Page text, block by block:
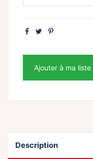
Ajouter à ma liste
Description